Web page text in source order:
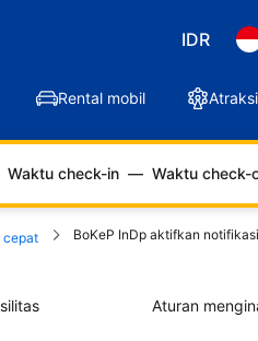
IDR
Rental mobil
Waktu check-in — Waktu check-
cepat BoKeP InDp aktifkan
Aturan